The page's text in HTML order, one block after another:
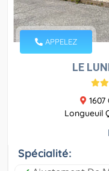
APPELEZ
LE
Longueuil
Spécialité: